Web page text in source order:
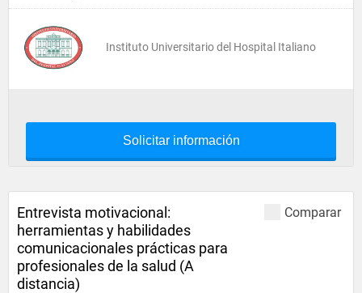
Instituto Universitario del Hospital Italiano
Solicitar información
Comparar
Entrevista motivacional:
herramientas y habilidades
comunicacionales prácticas para
profesionales de la salud (A
distancia)